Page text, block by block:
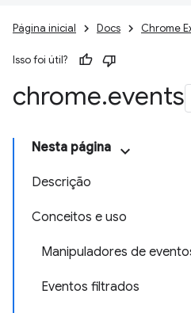
Página inicial Docs Chrome
Isso foi útil?
chrome.events
Nesta página
Descrição
Conceitos e uso
Manipuladores de
Eventos filtrados